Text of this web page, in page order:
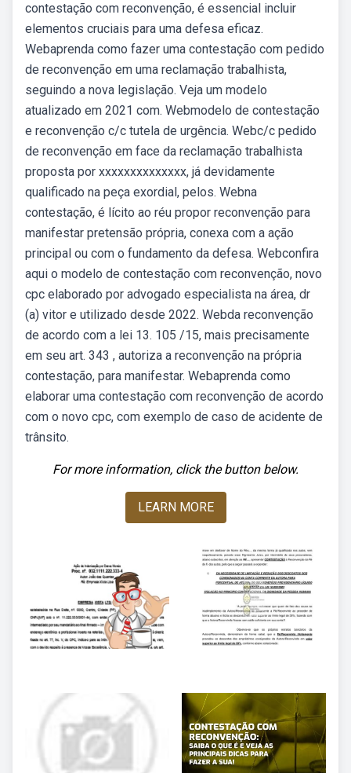
contestação com reconvenção, é essencial incluir
elementos cruciais para uma defesa eficaz.
Webaprenda como fazer uma contestação com pedido
de reconvenção em uma reclamação trabalhista,
seguindo a nova legislação. Veja um modelo
atualizado em 2021 com. Webmodelo de contestação
e reconvenção c/c tutela de urgência. Webc/c pedido
de reconvenção em face da reclamação trabalhista
proposta por xxxxxxxxxxxxxx, já devidamente
qualificado na peça exordial, pelos. Webna
contestação, é lícito ao réu propor reconvenção para
manifestar pretensão própria, conexa com a ação
principal ou com o fundamento da defesa. Webconfira
aqui o modelo de contestação com reconvenção, novo
cpc elaborado por advogado especialista na área, dr
(a) vitor e utilizado desde 2022. Webda reconvenção
de acordo com a lei 13. 105 /15, mais precisamente
em seu art. 343 , autoriza a reconvenção na própria
contestação, para manifestar. Webaprenda como
elaborar uma contestação com reconvenção de acordo
com o novo cpc, com exemplo de caso de acidente de
trânsito.
For more information, click the button below.
LEARN MORE